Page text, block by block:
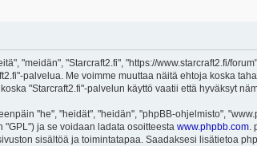
"meidän", "Starcraft2.fi", "https://www.starcraft2.fi/
palvelua. Me voimme muuttaa näitä ehtoja koska
"Starcraft2.fi"-palvelun käyttö vaatii että hyväksyt
"he", "heidät", "heidän", "phpBB-ohjelmisto",
ja se voidaan ladata osoitteesta www.phpbb.com
sisältöä ja toimintatapaa. Saadaksesi lisätietoa